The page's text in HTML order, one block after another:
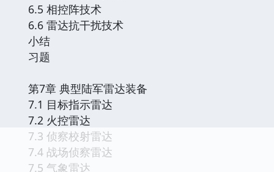
6.5 相控阵技术
6.6 雷达抗干扰技术
小结
习题
第7章 典型陆军雷达装备
7.1 目标指示雷达
7.2 火控雷达
7.3 侦察校射雷达
7.4 战场侦察雷达
7.5 气象雷达